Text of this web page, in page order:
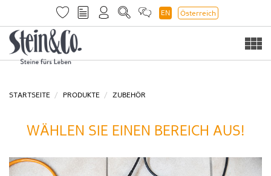
EN Österreich
STARTSEITE PRODUKTE ZUBEHÖR
WÄHLEN SIE EINEN BEREICH AUS!